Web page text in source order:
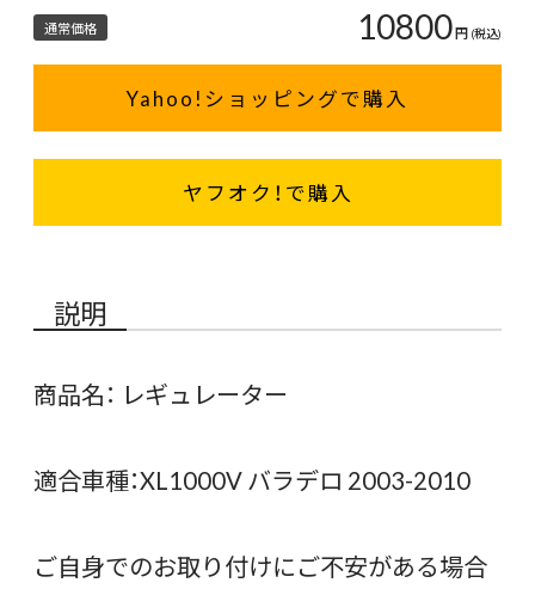
通常価格 10800円 (税込)
Yahoo!ショッピングで購入
ヤフオク！で購入
説明
商品名： レギュレーター
適合車種：XL1000V バラデロ 2003-2010
ご自身でのお取り付けにご不安がある場合